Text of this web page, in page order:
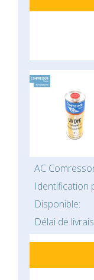
AC
Identification
Disponible:
Délai de